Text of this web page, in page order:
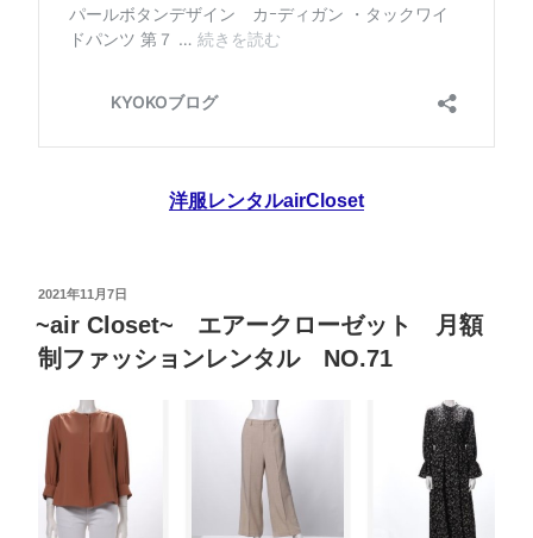
洋服レンタルairCloset
2021年11月7日
~air Closet~ エアークローゼット 月額
制ファッションレンタル NO.71